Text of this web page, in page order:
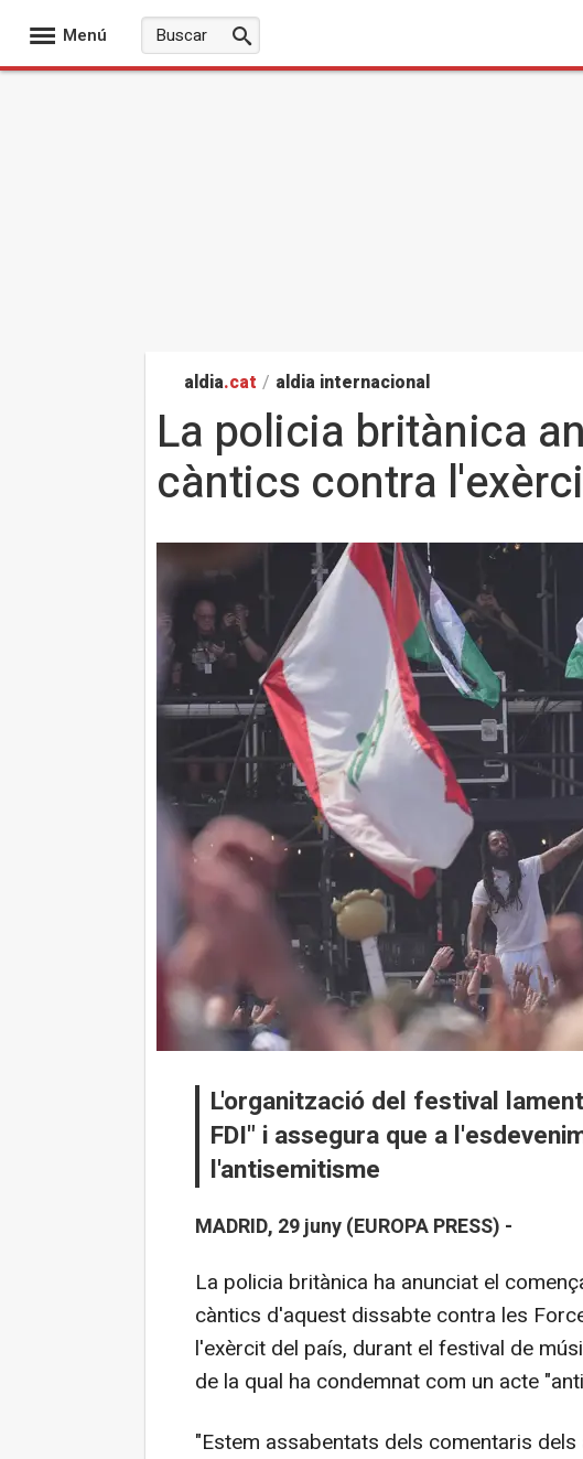
Menú
aldia.cat / aldia internacional
La policia britànica
càntics contra
L'organització del festival
FDI" i assegura que a
l'antisemitisme
MADRID, 29 juny (EUROPA PRESS) -
La policia britànica ha anunciat el
càntics d'aquest dissabte contra les
l'exèrcit del país, durant el festival de
de la qual ha condemnat com un acte
"Estem assabentats dels comentaris